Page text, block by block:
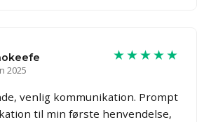
2025
★★★★★
venlig kommunikation. Prompt
til min første henvendelse,